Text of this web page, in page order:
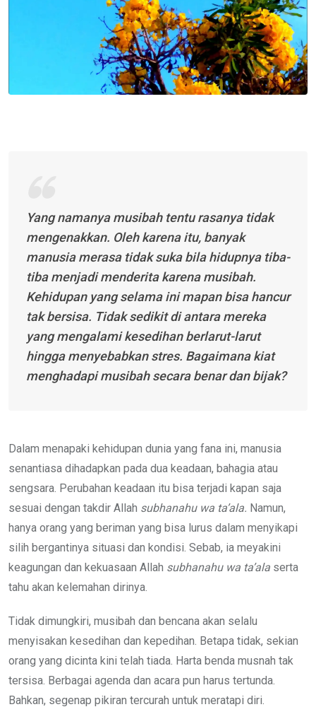
Yang namanya musibah tentu rasanya tidak
mengenakkan. Oleh karena itu, banyak
manusia merasa tidak suka bila hidupnya tiba-
tiba menjadi menderita karena musibah.
Kehidupan yang selama ini mapan bisa hancur
tak bersisa. Tidak sedikit di antara mereka
yang mengalami kesedihan berlarut-larut
hingga menyebabkan stres. Bagaimana kiat
menghadapi musibah secara benar dan bijak?
Dalam menapaki kehidupan dunia yang fana ini, manusia
senantiasa dihadapkan pada dua keadaan, bahagia atau
sengsara. Perubahan keadaan itu bisa terjadi kapan saja
sesuai dengan takdir Allah subhanahu wa ta’ala. Namun,
hanya orang yang beriman yang bisa lurus dalam menyikapi
silih bergantinya situasi dan kondisi. Sebab, ia meyakini
keagungan dan kekuasaan Allah subhanahu wa ta’ala serta
tahu akan kelemahan dirinya.
Tidak dimungkiri, musibah dan bencana akan selalu
menyisakan kesedihan dan kepedihan. Betapa tidak, sekian
orang yang dicinta kini telah tiada. Harta benda musnah tak
tersisa. Berbagai agenda dan acara pun harus tertunda.
Bahkan, segenap pikiran tercurah untuk meratapi diri.